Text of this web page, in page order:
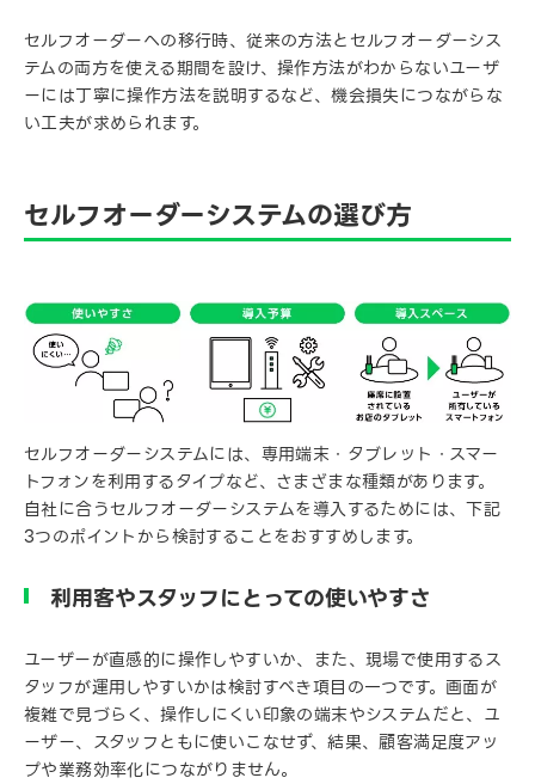
セルフオーダーへの移行時、従来の方法とセルフオーダーシス
テムの両方を使える期間を設け、操作方法がわからないユーザ
ーには丁寧に操作方法を説明するなど、機会損失につながらな
い工夫が求められます。
セルフオーダーシステムの選び方
セルフオーダーシステムには、専用端末・タブレット・スマー
トフォンを利用するタイプなど、さまざまな種類があります。
自社に合うセルフオーダーシステムを導入するためには、下記
3つのポイントから検討することをおすすめします。
利用客やスタッフにとっての使いやすさ
ユーザーが直感的に操作しやすいか、また、現場で使用するス
タッフが運用しやすいかは検討すべき項目の一つです。画面が
複雑で見づらく、操作しにくい印象の端末やシステムだと、ユ
ーザー、スタッフともに使いこなせず、結果、顧客満足度アッ
プや業務効率化につながりません。